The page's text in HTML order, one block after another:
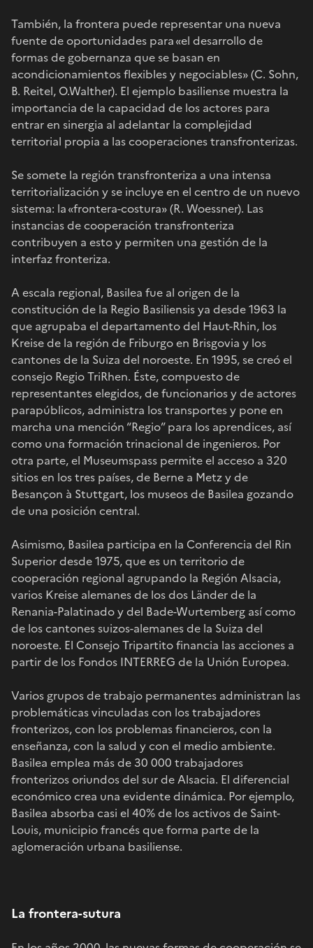
También, la frontera puede representar una nueva
fuente de oportunidades para «el desarrollo de
formas de gobernanza que se basan en
acondicionamientos flexibles y negociables» (C. Sohn,
B. Reitel, O.Walther). El ejemplo basiliense muestra la
importancia de la capacidad de los actores para
entrar en sinergia al adelantar la complejidad
territorial propia a las cooperaciones transfronterizas.
Se somete la región transfronteriza a una intensa
territorialización y se incluye en el centro de un nuevo
sistema: la «frontera-costura» (R. Woessner). Las
instancias de cooperación transfronteriza
contribuyen a esto y permiten una gestión de la
interfaz fronteriza.
A escala regional, Basilea fue al origen de la
constitución de la Regio Basiliensis ya desde 1963 la
que agrupaba el departamento del Haut-Rhin, los
Kreise de la región de Friburgo en Brisgovia y los
cantones de la Suiza del noroeste. En 1995, se creó el
consejo Regio TriRhen. Éste, compuesto de
representantes elegidos, de funcionarios y de actores
parapúblicos, administra los transportes y pone en
marcha una mención “Regio” para los aprendices, así
como una formación trinacional de ingenieros. Por
otra parte, el Museumspass permite el acceso a 320
sitios en los tres países, de Berne a Metz y de
Besançon à Stuttgart, los museos de Basilea gozando
de una posición central.
Asimismo, Basilea participa en la Conferencia del Rin
Superior desde 1975, que es un territorio de
cooperación regional agrupando la Región Alsacia,
varios Kreise alemanes de los dos Länder de la
Renania-Palatinado y del Bade-Wurtemberg así como
de los cantones suizos-alemanes de la Suiza del
noroeste. El Consejo Tripartito financia las acciones a
partir de los Fondos INTERREG de la Unión Europea.
Varios grupos de trabajo permanentes administran las
problemáticas vinculadas con los trabajadores
fronterizos, con los problemas financieros, con la
enseñanza, con la salud y con el medio ambiente.
Basilea emplea más de 30 000 trabajadores
fronterizos oriundos del sur de Alsacia. El diferencial
económico crea una evidente dinámica. Por ejemplo,
Basilea absorba casi el 40% de los activos de Saint-
Louis, municipio francés que forma parte de la
aglomeración urbana basiliense.
La frontera-sutura